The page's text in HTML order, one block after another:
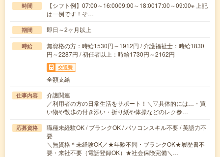
時間
【シフト例】07:00～16:0009:00～18:0017:00～09:00※ 上記
は一例です！そ…
期間 即日～2ヶ月以上
時給
無資格の方：時給1530円～1912円 / 介護福祉士：時給1830
円～2287円 / 初任者以上：時給1730円～2162円
交通費
全額支給
仕事内容
介護関連
／利用者の方の日常生活をサポート！＼▽具体的には…・買
い物や散歩の付き添い・折り紙や体操などのレク参…
応募資格
職種未経験OK / ブランクOK / パソコンスキル不要 / 英語力不
要
＼無資格＊未経験OK／★年齢不問・ブランクOK★履歴書不
要・来社不要（電話登録OK）★社会保険完備＼…